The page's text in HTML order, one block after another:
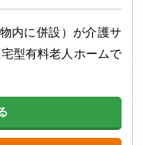
内に併設）が介護サ
型有料老人ホームで